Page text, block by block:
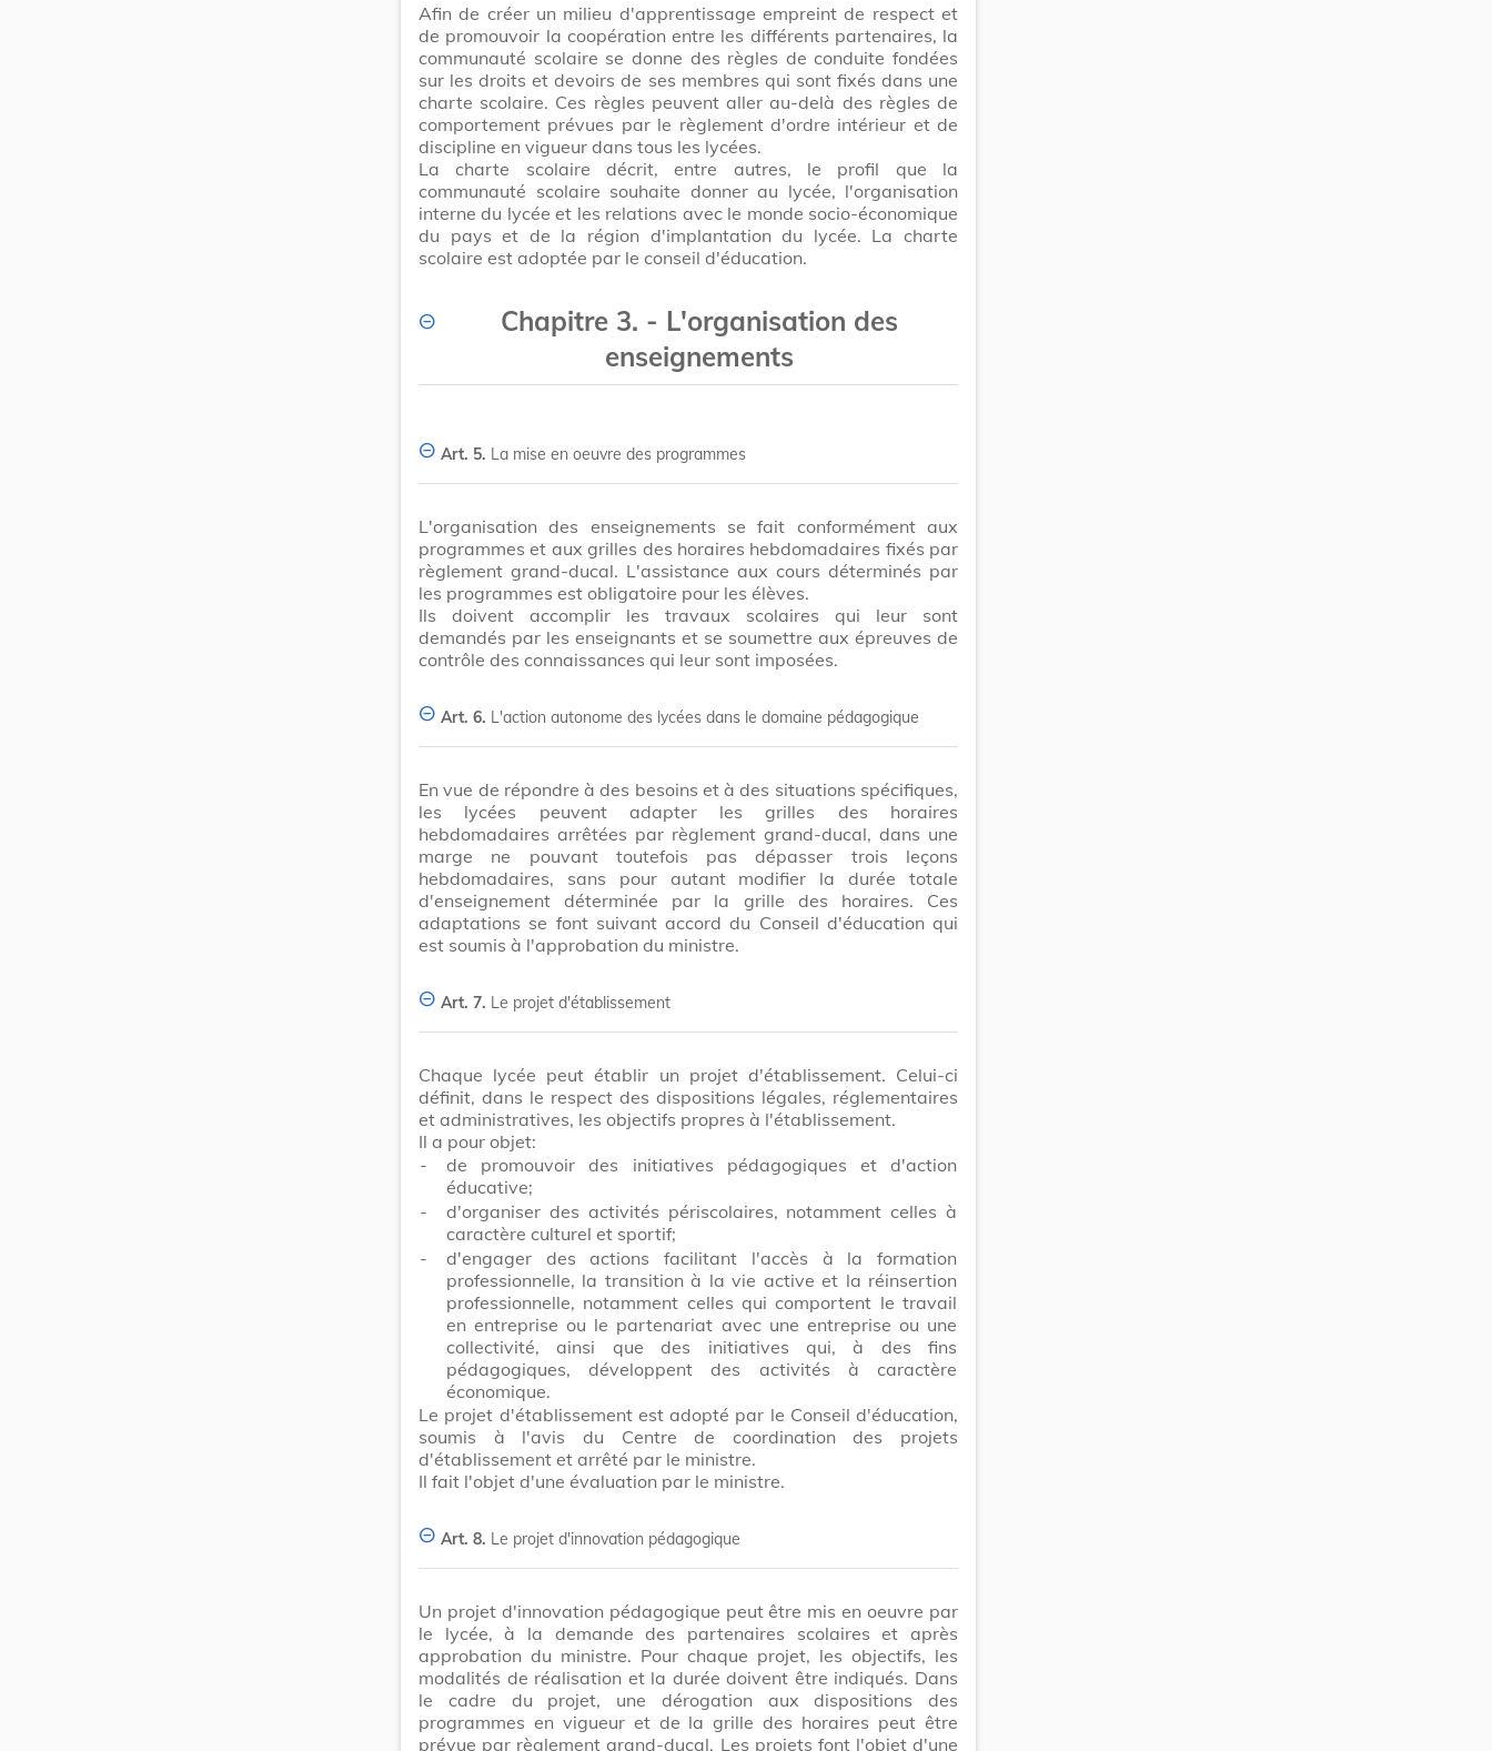
Afin de créer un milieu d'apprentissage empreint de respect et
de promouvoir la coopération entre les différents partenaires, la
communauté scolaire se donne des règles de conduite fondées
sur les droits et devoirs de ses membres qui sont fixés dans une
charte scolaire. Ces règles peuvent aller au-delà des règles de
comportement prévues par le règlement d'ordre intérieur et de
discipline en vigueur dans tous les lycées.
La charte scolaire décrit, entre autres, le profil que la
communauté scolaire souhaite donner au lycée, l'organisation
interne du lycée et les relations avec le monde socio-économique
du pays et de la région d'implantation du lycée. La charte
scolaire est adoptée par le conseil d'éducation.
Chapitre 3. - L'organisation des
enseignements
Art. 5. La mise en oeuvre des programmes
L'organisation des enseignements se fait conformément aux
programmes et aux grilles des horaires hebdomadaires fixés par
règlement grand-ducal. L'assistance aux cours déterminés par
les programmes est obligatoire pour les élèves.
Ils doivent accomplir les travaux scolaires qui leur sont
demandés par les enseignants et se soumettre aux épreuves de
contrôle des connaissances qui leur sont imposées.
Art. 6. L'action autonome des lycées dans le domaine pédagogique
En vue de répondre à des besoins et à des situations spécifiques,
les lycées peuvent adapter les grilles des horaires
hebdomadaires arrêtées par règlement grand-ducal, dans une
marge ne pouvant toutefois pas dépasser trois leçons
hebdomadaires, sans pour autant modifier la durée totale
d'enseignement déterminée par la grille des horaires. Ces
adaptations se font suivant accord du Conseil d'éducation qui
est soumis à l'approbation du ministre.
Art. 7. Le projet d'établissement
Chaque lycée peut établir un projet d'établissement. Celui-ci
définit, dans le respect des dispositions légales, réglementaires
et administratives, les objectifs propres à l'établissement.
Il a pour objet:
-
de promouvoir des initiatives pédagogiques et d'action
éducative;
-
d'organiser des activités périscolaires, notamment celles à
caractère culturel et sportif;
-
d'engager des actions facilitant l'accès à la formation
professionnelle, la transition à la vie active et la réinsertion
professionnelle, notamment celles qui comportent le travail
en entreprise ou le partenariat avec une entreprise ou une
collectivité, ainsi que des initiatives qui, à des fins
pédagogiques, développent des activités à caractère
économique.
Le projet d'établissement est adopté par le Conseil d'éducation,
soumis à l'avis du Centre de coordination des projets
d'établissement et arrêté par le ministre.
Il fait l'objet d'une évaluation par le ministre.
Art. 8. Le projet d'innovation pédagogique
Un projet d'innovation pédagogique peut être mis en oeuvre par
le lycée, à la demande des partenaires scolaires et après
approbation du ministre. Pour chaque projet, les objectifs, les
modalités de réalisation et la durée doivent être indiqués. Dans
le cadre du projet, une dérogation aux dispositions des
programmes en vigueur et de la grille des horaires peut être
prévue par règlement grand-ducal. Les projets font l'objet d'une